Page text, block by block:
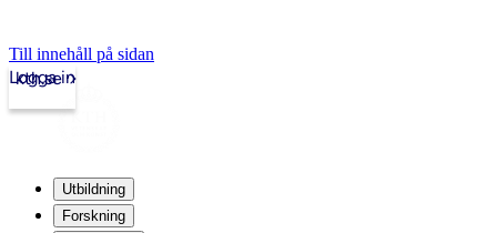
Till innehåll på sidan
kth.se
Logga in
Utbildning
Forskning